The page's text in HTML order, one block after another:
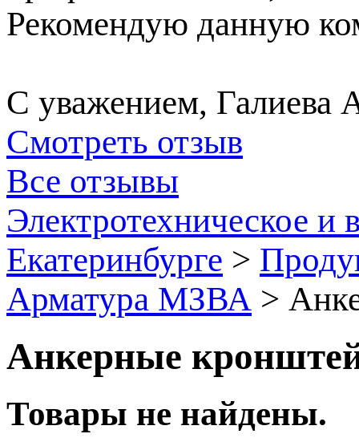
Рекомендую данную
С уважением, Галиева
Смотреть отзыв
Все отзывы
Электротехническое и
Екатеринбурге >
Арматура МЗВА >
Анкерные
Товары не найдены.